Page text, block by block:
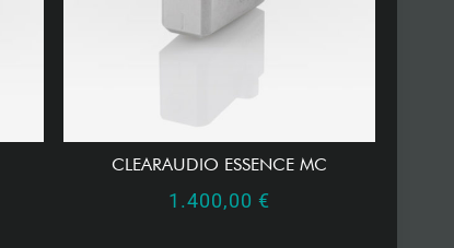
CLEARAUDIO ESSENCE MC
1.400,00 €